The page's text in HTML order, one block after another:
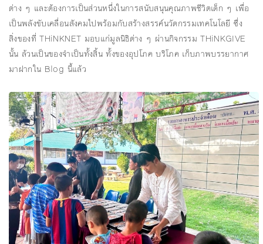
ต่าง ๆ และต้องการเป็นส่วนหนึ่งในการสนับสนุนคุณภาพชีวิตเด็ก ๆ เพื่อ
เป็นพลังขับเคลื่อนสังคมไปพร้อมกับสร้างสรรค์นวัตกรรมเทคโนโลยี ซึ่ง
สิ่งของที่ THiNKNET มอบแก่มูลนิธิต่าง ๆ ผ่านกิจกรรม THiNKGIVE
นั้น ล้วนเป็นของจำเป็นทั้งสิ้น ทั้งของอุปโภค บริโภค เก็บภาพบรรยากาศ
มาฝากใน Blog นี้แล้ว